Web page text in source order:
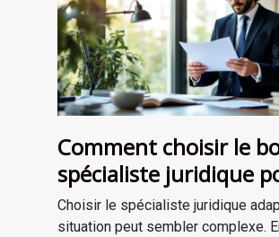
Comment choisir le
spécialiste juridique
vos besoins ?
Choisir le spécialiste juridique
situation peut sembler complexe.